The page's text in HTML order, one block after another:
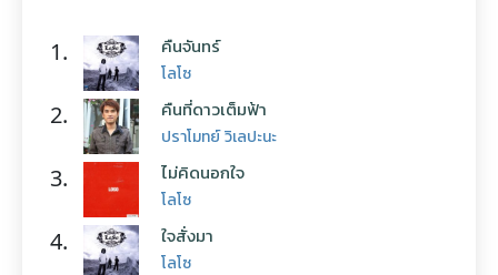
1. คืนจันทร์
โลโซ
2. คืนที่ดาวเต็มฟ้า
ปราโมทย์ วิเลปะนะ
3. ไม่คิดนอกใจ
โลโซ
4. ใจสั่งมา
โลโซ